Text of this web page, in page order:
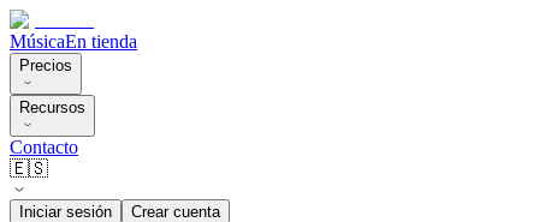
MúsicaEn tienda
Precios
Recursos
Contacto
🇪🇸
Iniciar sesión Crear cuenta